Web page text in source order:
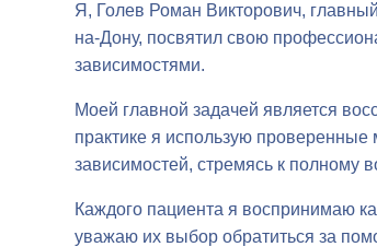
Я, Голев Роман Викторович,
на-Дону, посвятил свою
зависимостями.
Моей главной задачей является
практике я использую
зависимостей, стремясь к полному
Каждого пациента я воспринимаю
уважаю их выбор обратиться за